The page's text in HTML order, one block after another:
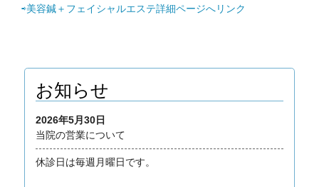
⇨美容鍼＋フェイシャルエステ詳細ページへリンク
お知らせ
2026年5月30日
当院の営業について
休診日は毎週月曜日です。